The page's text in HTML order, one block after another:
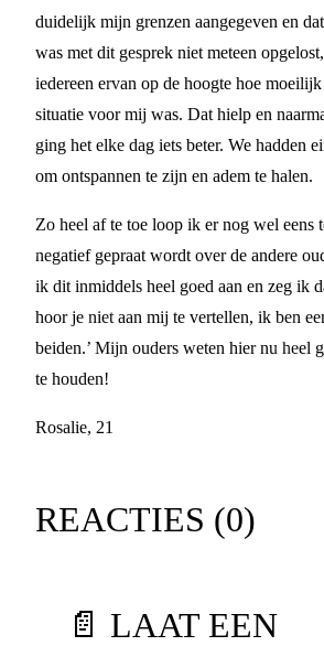
duidelijk mijn grenzen aangegeven en
was met dit gesprek niet meteen
iedereen ervan op de hoogte hoe
situatie voor mij was. Dat hielp en
ging het elke dag iets beter. We hadden
om ontspannen te zijn en adem te halen.
Zo heel af te toe loop ik er nog wel eens
negatief gepraat wordt over de andere
ik dit inmiddels heel goed aan en zeg ik
hoor je niet aan mij te vertellen, ik ben
beiden.’ Mijn ouders weten hier nu heel
te houden!
Rosalie, 21
REACTIES (0)
📄 LAAT EEN